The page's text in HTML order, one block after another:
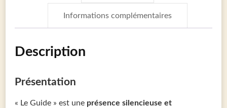
Informations complémentaires
Description
Présentation
« Le Guide » est une présence silencieuse et